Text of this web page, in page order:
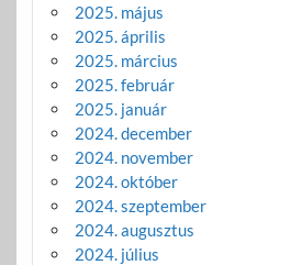
2025. május
2025. április
2025. március
2025. február
2025. január
2024. december
2024. november
2024. október
2024. szeptember
2024. augusztus
2024. július